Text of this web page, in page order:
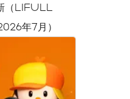
（LIFULL
年7月）